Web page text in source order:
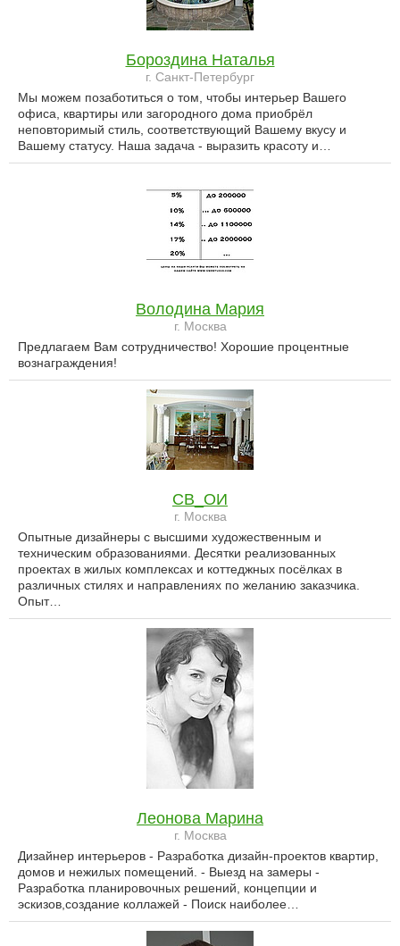
Бороздина Наталья
г. Санкт-Петербург
Мы можем позаботиться о том, чтобы интерьер Вашего
офиса, квартиры или загородного дома приобрёл
неповторимый стиль, соответствующий Вашему вкусу и
Вашему статусу. Наша задача - выразить красоту и…
Володина Мария
г. Москва
Предлагаем Вам сотрудничество! Хорошие процентные
вознаграждения!
СВ_ОИ
г. Москва
Опытные дизайнеры с высшими художественным и
техническим образованиями. Десятки реализованных
проектах в жилых комплексах и коттеджных посёлках в
различных стилях и направлениях по желанию заказчика.
Опыт…
Леонова Марина
г. Москва
Дизайнер интерьеров - Разработка дизайн-проектов квартир,
домов и нежилых помещений. - Выезд на замеры -
Разработка планировочных решений, концепции и
эскизов,создание коллажей - Поиск наиболее…